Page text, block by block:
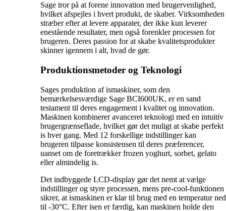
Sage tror på at forene innovation med brugervenlighed,
hvilket afspejles i hvert produkt, de skaber. Virksomheden
stræber efter at levere apparater, der ikke kun leverer
enestående resultater, men også forenkler processen for
brugeren. Deres passion for at skabe kvalitetsprodukter
skinner igennem i alt, hvad de gør.
Produktionsmetoder og Teknologi
Sages produktion af ismaskiner, som den
bemærkelsesværdige Sage BCI600UK, er en sand
testament til deres engagement i kvalitet og innovation.
Maskinen kombinerer avanceret teknologi med en intuitiv
brugergrænseflade, hvilket gør det muligt at skabe perfekt
is hver gang. Med 12 forskellige indstillinger kan
brugeren tilpasse konsistensen til deres præferencer,
uanset om de foretrækker frozen yoghurt, sorbet, gelato
eller almindelig is.
Det indbyggede LCD-display gør det nemt at vælge
indstillinger og styre processen, mens pre-cool-funktionen
sikrer, at ismaskinen er klar til brug med en temperatur ned
til -30°C. Efter isen er færdig, kan maskinen holde den